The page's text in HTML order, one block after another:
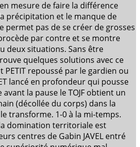
mesure de faire la différence
précipitation et le manque de
permet pas de se créer de grosses
par contre et se montre
deux situations. Sans être
quelques solutions avec ce
PETIT repoussé par le gardien ou
lancé en profondeur qui pousse
la pause le TOJF obtient un
(décollée du corps) dans la
le transforme. 1-0 à la mi-temps.
domination territoriale est
centres de Gabin JAVEL entré